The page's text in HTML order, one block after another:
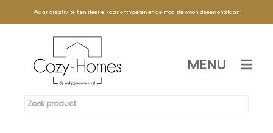
Waar creativiteit en sfeer elkaar ontmoeten en de mooiste woonideeën ontstaan
MENU